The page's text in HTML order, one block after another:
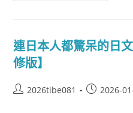
連日本人都驚呆的日
修版】
2026tibe081 2026-